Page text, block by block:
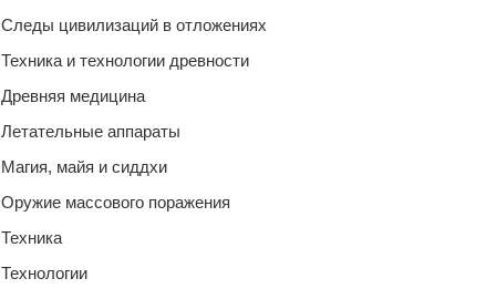
Следы цивилизаций в отложениях
Техника и технологии древности
Древняя медицина
Летательные аппараты
Магия, майя и сиддхи
Оружие массового поражения
Техника
Технологии